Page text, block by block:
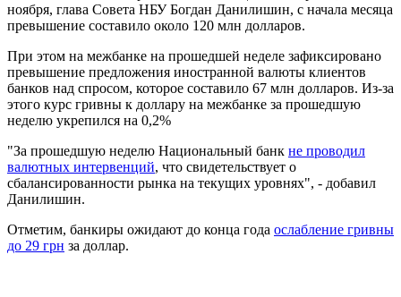
ноября, глава Совета НБУ Богдан Данилишин, с начала месяца
превышение составило около 120 млн долларов.
При этом на межбанке на прошедшей неделе зафиксировано
превышение предложения иностранной валюты клиентов
банков над спросом, которое составило 67 млн долларов. Из-за
этого курс гривны к доллару на межбанке за прошедшую
неделю укрепился на 0,2%
"За прошедшую неделю Национальный банк не проводил
валютных интервенций, что свидетельствует о
сбалансированности рынка на текущих уровнях", - добавил
Данилишин.
Отметим, банкиры ожидают до конца года ослабление гривны
до 29 грн за доллар.